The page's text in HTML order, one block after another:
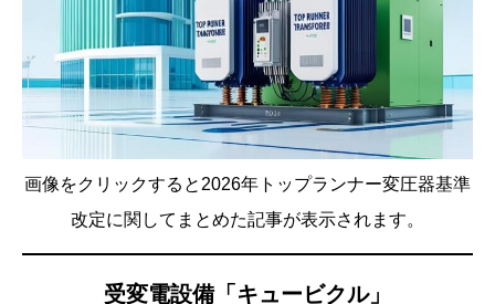
画像をクリックすると2026年トップランナー変圧器基準
改定に関してまとめた記事が表示されます。
受変電設備「キュービクル」